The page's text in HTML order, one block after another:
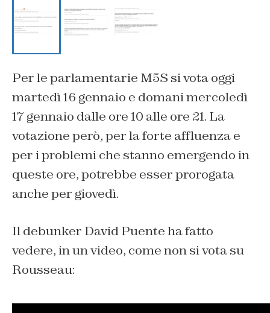
Per le parlamentarie M5S si vota oggi
martedì 16 gennaio e domani mercoledì
17 gennaio dalle ore 10 alle ore 21. La
votazione però, per la forte affluenza e
per i problemi che stanno emergendo in
queste ore, potrebbe esser prorogata
anche per giovedì.
Il debunker David Puente ha fatto
vedere, in un video, come non si vota su
Rousseau: